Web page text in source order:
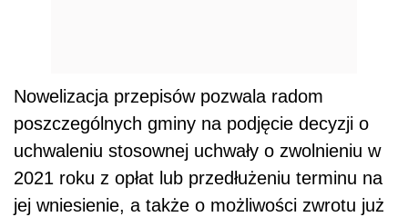
Nowelizacja przepisów pozwala radom
poszczególnych gminy na podjęcie decyzji o
uchwaleniu stosownej uchwały o zwolnieniu w
2021 roku z opłat lub przedłużeniu terminu na
jej wniesienie, a także o możliwości zwrotu już